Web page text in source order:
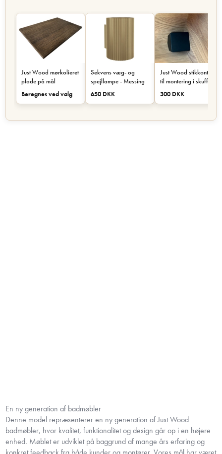
Just Wood mørkolieret
plade på mål
Beregnes ved valg
Sekvens væg- og
spejllampe - Messing
650 DKK
Just Wood stikkontakt
til montering i skuffe
eller skab - Sort
300 DKK
En ny generation af badmøbler
Denne model repræsenterer en ny generation af Just Wood
badmøbler, hvor kvalitet, funktionalitet og design går op i en højere
enhed. Møblet er udviklet på baggrund af mange års erfaring og